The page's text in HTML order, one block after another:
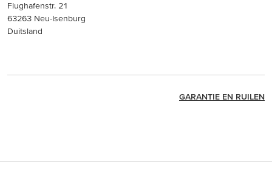
Flughafenstr. 21
63263 Neu-Isenburg
Duitsland
GARANTIE EN RUILEN